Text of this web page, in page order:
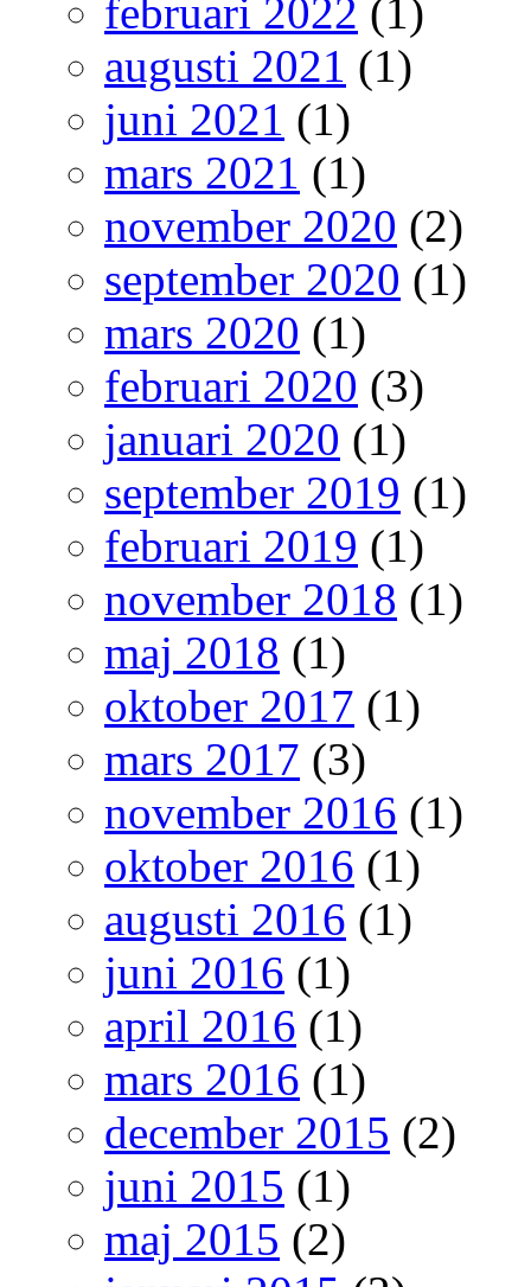
februari 2022 (1)
augusti 2021 (1)
juni 2021 (1)
mars 2021 (1)
november 2020 (2)
september 2020 (1)
mars 2020 (1)
februari 2020 (3)
januari 2020 (1)
september 2019 (1)
februari 2019 (1)
november 2018 (1)
maj 2018 (1)
oktober 2017 (1)
mars 2017 (3)
november 2016 (1)
oktober 2016 (1)
augusti 2016 (1)
juni 2016 (1)
april 2016 (1)
mars 2016 (1)
december 2015 (2)
juni 2015 (1)
maj 2015 (2)